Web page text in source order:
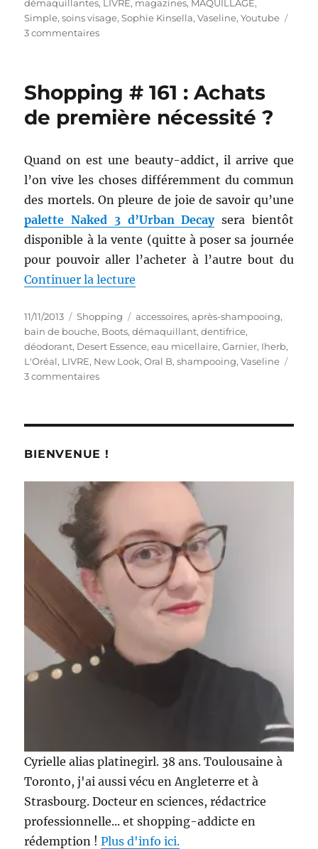
démaquillantes, LIVRE, magazines, MAQUILLAGE,
Simple,soins visage,Sophie Kinsella,Vaseline,Youtube
3 commentairessur
:
Un
super
et
random
!
Shopping # 161 : Achats
de première nécessité ?
Quand on est une beauty-addict, il arrive que
l’on vive les choses différemment du commun
des mortels. On pleure de joie de savoir qu’une
palette Naked 3 d’Urban Decaysera bientôt
disponible à la vente (quitte à poser sa journée
pour pouvoir aller l’acheter à l’autre bout du
Continuer la lecture
Publié
le
11/11/2013 Catégories
Shopping Étiquettes
accessoires,après-shampooing,
bain de bouche, Boots,démaquillant,dentifrice,
déodorant, Desert Essence,eau micellaire,Garnier, Iherb,
L'Oréal, LIVRE, New Look,Oral B,shampooing,Vaseline
3 commentairessur
Achats
première
nécessité
BIENVENUE !
Cyrielle alias platinegirl. 38 ans. Toulousaine à
Toronto, j'ai aussi vécu en Angleterre et à
Strasbourg. Docteur en sciences, rédactrice
professionnelle... et shopping-addicte en
rédemption !Plus d'info ici.